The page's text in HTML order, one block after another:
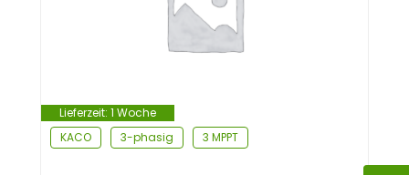
Lieferzeit: 1 Woche
KACO
3-phasig 3 MPPT